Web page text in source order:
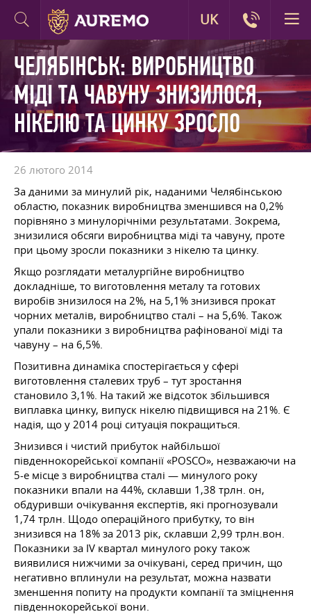
ЧЕЛЯБІНСЬК: ВИРОБНИЦТВО
МІДІ ТА ЧАВУНУ ЗНИЗИЛОСЯ,
НІКЕЛЮ ТА ЦИНКУ ЗРОСЛО
26 лютого 2014
За даними за минулий рік, наданими Челябінською
областю, показник виробництва зменшився на 0,2%
порівняно з минулорічніми результатами. Зокрема,
знизилися обсяги виробництва міді та чавуну, проте
при цьому зросли показники з нікелю та цинку.
Якщо розглядати металургійне виробництво
докладніше, то виготовлення металу та готових
виробів знизилося на 2%, на 5,1% знизився прокат
чорних металів, виробництво сталі – на 5,6%. Також
упали показники з виробництва рафінованої міді та
чавуну – на 6,5%.
Позитивна динаміка спостерігається у сфері
виготовлення сталевих труб – тут зростання
становило 3,1%. На такий же відсоток збільшився
виплавка цинку, випуск нікелю підвищився на 21%. Є
надія, що у 2014 році ситуація покращиться.
Знизився і чистий прибуток найбільшої
південнокорейської компанії «POSCO», незважаючи на
5-е місце з виробництва сталі — минулого року
показники впали на 44%, склавши 1,38 трлн. он,
обдуривши очікування експертів, які прогнозували
1,74 трлн. Щодо операційного прибутку, то він
знизився на 18% за 2013 рік, склавши 2,99 трлн.вон.
Показники за IV квартал минулого року також
виявилися нижчими за очікувані, серед причин, що
негативно вплинули на результат, можна назвати
зменшення попиту на продукти компанії та зміцнення
південнокорейської вони.
UK